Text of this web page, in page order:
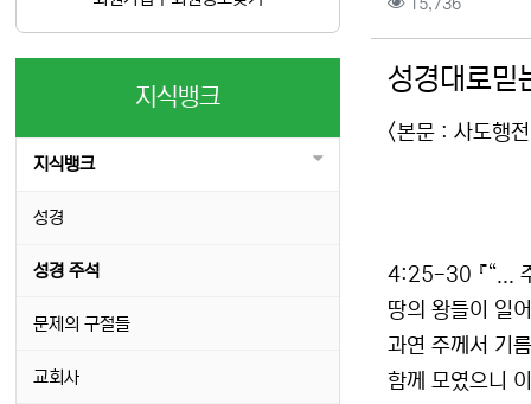
성경대로믿
<본문 : 사도행
4:25-30 『“...
땅의 왕들이 일
과연 주께서 기
함께 모였으니
지식뱅크
지식뱅크
성경
성경 주석
문제의 구절들
교회사